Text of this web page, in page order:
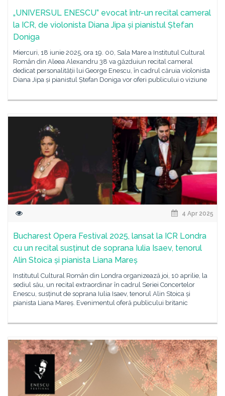
„UNIVERSUL ENESCU” evocat într-un recital cameral
la ICR, de violonista Diana Jipa și pianistul Ștefan
Doniga
Miercuri, 18 iunie 2025, ora 19. 00, Sala Mare a Institutul Cultural
Român din Aleea Alexandru 38 va găzduiun recital cameral
dedicat personalității lui George Enescu, în cadrul căruia violonista
Diana Jipa și pianistul Ștefan Doniga vor oferi publicului o viziune
4 Apr 2025
Bucharest Opera Festival 2025, lansat la ICR Londra
cu un recital susținut de soprana Iulia Isaev, tenorul
Alin Stoica și pianista Liana Mareș
Institutul Cultural Român din Londra organizează joi, 10 aprilie, la
sediul său, un recital extraordinar în cadrul Seriei Concertelor
Enescu, susținut de soprana Iulia Isaev, tenorul Alin Stoica și
pianista Liana Mareș. Evenimentul oferă publicului britanic